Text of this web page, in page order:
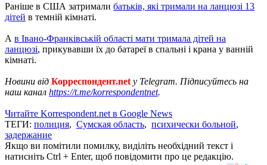
Раніше в США затримали батьків, які тримали на ланцюзі 13
дітей в темній кімнаті.
А в Івано-Франківській області мати тримала дітей на
ланцюзі, прикувавши їх до батареї в спальні і крана у ванній
кімнаті.
Новини від Корреспондент.net у Telegram. Підписуйтесь на
наш канал https://t.me/korrespondentnet.
Читайте Korrespondent.net в Google News
ТЕГИ: полиция, Сумская область, психически больной,
задержание
Якщо ви помітили помилку, виділіть необхідний текст і
натисніть Ctrl + Enter, щоб повідомити про це редакцію.